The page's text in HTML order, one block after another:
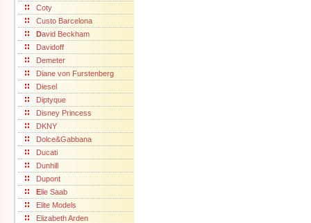
Coty
Custo Barcelona
David Beckham
Davidoff
Demeter
Diane von Furstenberg
Diesel
Diptyque
Disney Princess
DKNY
Dolce&Gabbana
Ducati
Dunhill
Dupont
Elie Saab
Elite Models
Elizabeth Arden